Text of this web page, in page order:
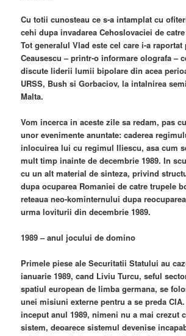
Cu totii cunosteau ce s-a intamplat cu
cehi dupa invadarea Cehoslovaciei de
Tot generalul Vlad este cel care i-a
Ceausescu – printr-o informare olografa –
discute liderii lumii bipolare din acea
URSS, Bush si Gorbaciov, la intalnirea
Malta.
Vom incerca in aceste zile sa redam, pas
unor evenimente anuntate: caderea
inlocuirea lui cu regimul Iliescu, asa cum
mult timp inainte de decembrie 1989. In
cu un alt material de sinteza, privind
dupa ocuparea Romaniei de catre trupele
reteaua neo-kominternului dupa
urma loviturii din decembrie 1989.
1989 – anul jocului de domino
Primele piese ale Securitatii Statului au
ianuarie 1989, cand Liviu Turcu, seful
spatiul european de limba germana, se
unei misiuni externe pentru a se preda
inceput anul 1989, nimeni nu a mai crezut
sistem, deoarece sistemul devenise